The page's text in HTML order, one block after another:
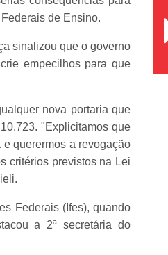
de Ensino.
sinalizou que o governo
empecilhos para que
nova portaria que
"Explicitamos que
querermos a revogação
critérios previstos na Lei
Federais (Ifes), quando
a 2ª secretária do